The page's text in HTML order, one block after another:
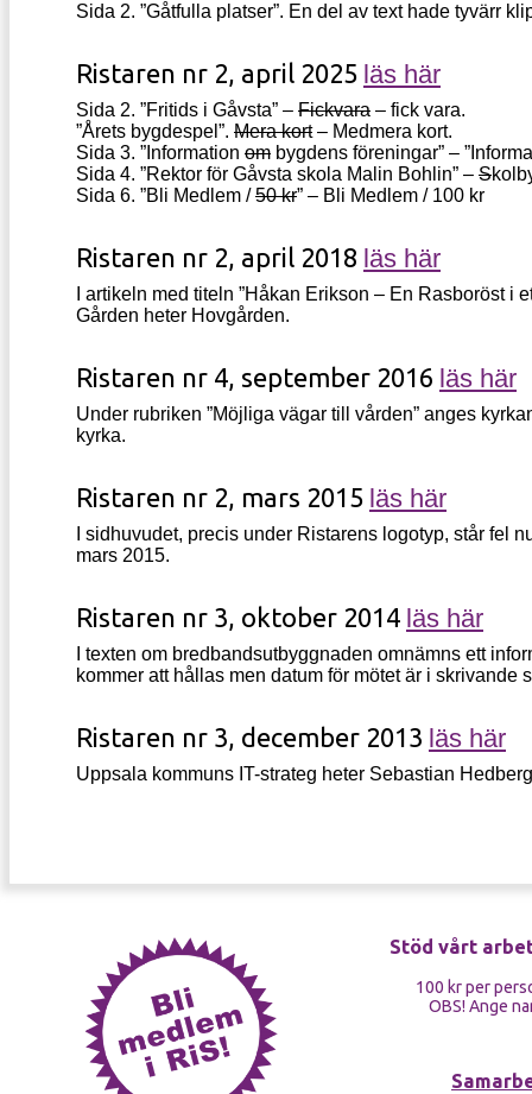
Sida 2. ”Gåtfulla platser”. En del av text hade tyvärr
Ristaren nr 2, april 2025 läs här
Sida 2. ”Fritids i Gåvsta” – Fickvara – fick vara.
”Årets bygdespel”. Mera kort– Medmera kort.
Sida 3. ”Information om bygdens föreningar” –
Sida 4. ”Rektor för Gåvsta skola Malin Bohlin” – S
Sida 6. ”Bli Medlem /50 kr” – Bli Medlem / 100 kr
Ristaren nr 2, april 2018 läs här
I artikeln med titeln ”Håkan Erikson – En Rasboröst i
Gården heter Hovgården.
Ristaren nr 4, september 2016 läs här
Under rubriken ”Möjliga vägar till vården” anges
kyrka.
Ristaren nr 2, mars 2015 läs här
I sidhuvudet, precis under Ristarens logotyp, står fel
mars 2015.
Ristaren nr 3, oktober 2014 läs här
I texten om bredbandsutbyggnaden omnämns ett
kommer att hållas men datum för mötetär i skrivande
Ristaren nr 3, december 2013 läs här
Uppsala kommuns IT-strateg heter Sebastian Hedberg
Stöd vårt
100 kr per
OBS! Ange